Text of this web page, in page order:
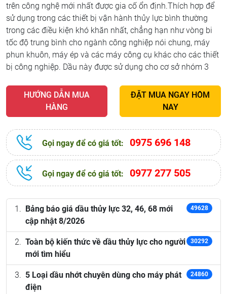
trên công nghệ mới nhất được gia cố ổn định.Thích hợp để
sử dụng trong các thiết bị vận hành thủy lực bình thường
trong các điều kiện khó khăn nhất, chẳng hạn như vòng bi
tốc độ trung bình cho ngành công nghiệp nói chung, máy
phun khuôn, máy ép và các máy công cụ khác cho các thiết
bị công nghiệp. Dầu này được sử dụng cho cơ sở nhóm 3
HƯỚNG DẪN MUA
HÀNG
ĐẶT MUA NGAY HÔM
NAY
Gọi ngay để có giá tốt: 0975 696 148
Gọi ngay để có giá tốt: 0977 277 505
Bảng báo giá dầu thủy lực 32, 46, 68 mới
cập nhật 8/2026
49628
Toàn bộ kiến thức về dầu thủy lực cho người
mới tìm hiểu
30292
5 Loại dầu nhớt chuyên dùng cho máy phát
điện
24860